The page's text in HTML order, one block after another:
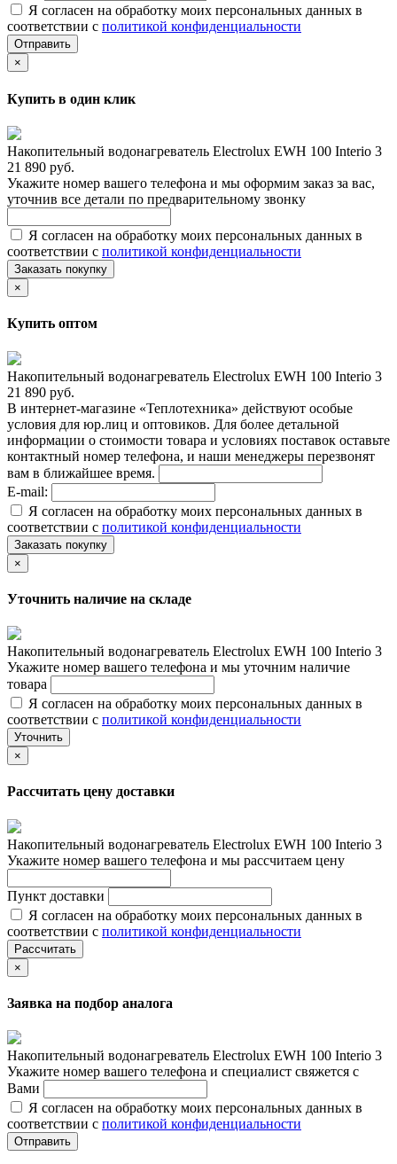
Я согласен на обработку моих персональных данных в
соответствии с политикой конфиденциальности
Отправить
×
Купить в один клик
Накопительный водонагреватель Electrolux EWH 100 Interio 3
21 890 руб.
Укажите номер вашего телефона и мы оформим заказ за вас,
уточнив все детали по предварительному звонку
Я согласен на обработку моих персональных данных в
соответствии с политикой конфиденциальности
Заказать покупку
×
Купить оптом
Накопительный водонагреватель Electrolux EWH 100 Interio 3
21 890 руб.
В интернет-магазине «Теплотехника» действуют особые
условия для юр.лиц и оптовиков. Для более детальной
информации о стоимости товара и условиях поставок оставьте
контактный номер телефона, и наши менеджеры перезвонят
вам в ближайшее время.
E-mail:
Я согласен на обработку моих персональных данных в
соответствии с политикой конфиденциальности
Заказать покупку
×
Уточнить наличие на складе
Накопительный водонагреватель Electrolux EWH 100 Interio 3
Укажите номер вашего телефона и мы уточним наличие
товара
Я согласен на обработку моих персональных данных в
соответствии с политикой конфиденциальности
Уточнить
×
Рассчитать цену доставки
Накопительный водонагреватель Electrolux EWH 100 Interio 3
Укажите номер вашего телефона и мы рассчитаем цену
Пункт доставки
Я согласен на обработку моих персональных данных в
соответствии с политикой конфиденциальности
Рассчитать
×
Заявка на подбор аналога
Накопительный водонагреватель Electrolux EWH 100 Interio 3
Укажите номер вашего телефона и специалист свяжется с
Вами
Я согласен на обработку моих персональных данных в
соответствии с политикой конфиденциальности
Отправить